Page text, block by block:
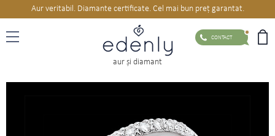
Aur veritabil. Diamante certificate. Cel mai bun preț garantat.
CONTACT
aur şi diamant